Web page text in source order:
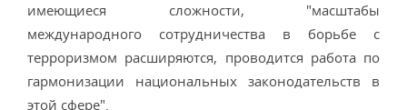
имеющиеся сложности, "масштабы
международного сотрудничества в борьбе с
терроризмом расширяются, проводится работа по
гармонизации национальных законодательств в
этой сфере".